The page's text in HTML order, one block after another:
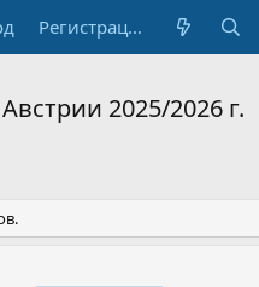
Регистрация
2025/2026 г.